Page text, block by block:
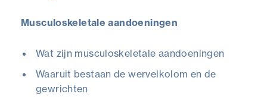
Musculoskeletale aandoeningen
Wat zijn musculoskeletale aandoeningen
Waaruit bestaan de wervelkolom en de
gewrichten